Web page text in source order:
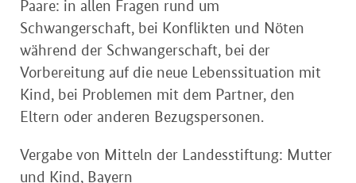
Paare: in allen Fragen rund um
Schwangerschaft, bei Konflikten und Nöten
während der Schwangerschaft, bei der
Vorbereitung auf die neue Lebenssituation mit
Kind, bei Problemen mit dem Partner, den
Eltern oder anderen Bezugspersonen.
Vergabe von Mitteln der Landesstiftung: Mutter
und Kind, Bayern